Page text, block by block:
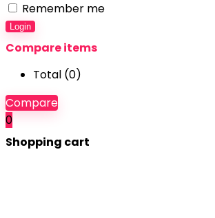
Remember me
Login
Compare items
Total (0)
Compare
0
Shopping cart